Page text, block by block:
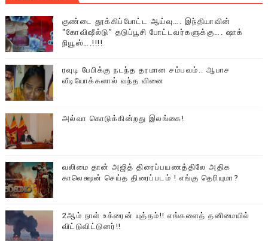
குண்டை தூக்கிப்போட்ட ஆய்வு…. இந்தியாவின்
“கோவிஷீல்டு” தடுப்பூசி போட்டவர்களுக்கு…. ஷாக்
நியூஸ்….!!!!
ரவுடி பேபிக்கு நடந்த தரமான சம்பவம்.. ஆபாச
வீடியோக்களால் வந்த வினை
அல்வா கொடுக்கின்றது இலங்கை!
வலிமை தான் அஜித் திரைப்பயணத்திலே அதிக
காலெக்ஷன் செய்த திரைப்படம் ! எங்கு தெரியுமா?
2ஆம் நாள் உக்ரைன் யுத்தம்!! எங்களைத் தனிமையில்
விட்டுவிட்டுனர்!!